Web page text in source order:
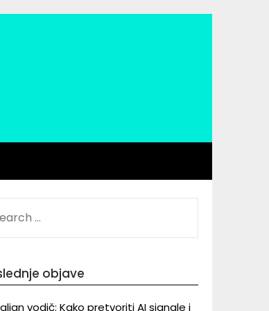
objave
vodič: Kako pretvoriti AI signale i